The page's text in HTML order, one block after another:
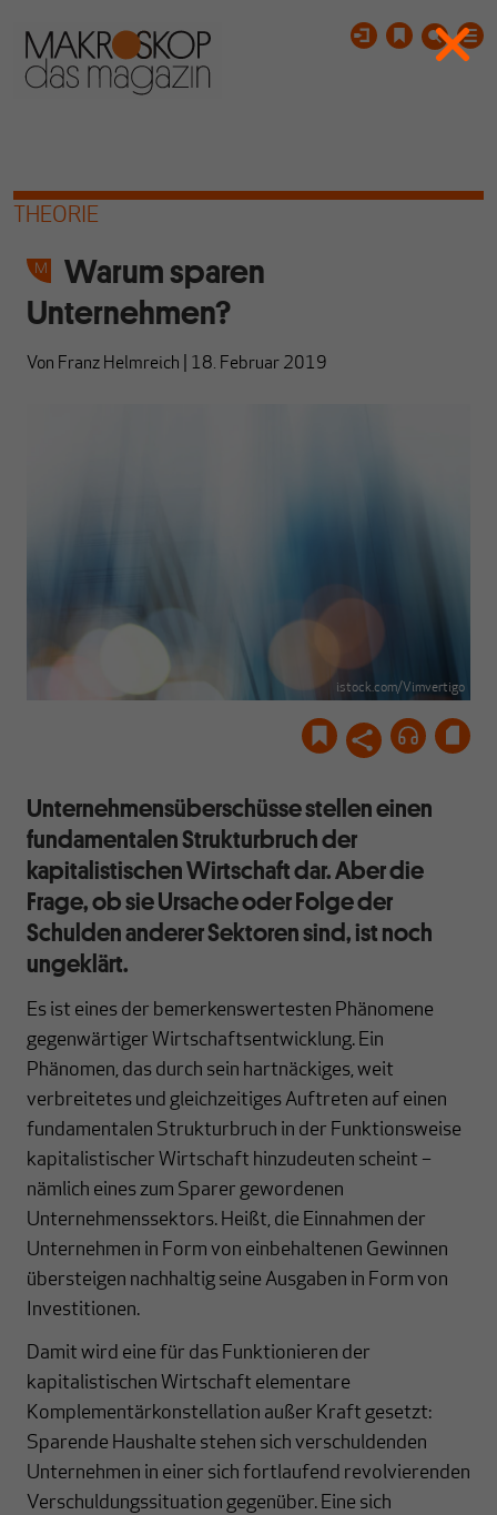
THEORIE
Warum sparen
Unternehmen?
Von Franz Helmreich 18. Februar 2019
istock.com/Vimvertigo
Unternehmensüberschüsse stellen einen
fundamentalen Strukturbruch der
kapitalistischen Wirtschaft dar. Aber die
Frage, ob sie Ursache oder Folge der
Schulden anderer Sektoren sind, ist noch
ungeklärt.
Es ist eines der bemerkenswertesten Phänomene
gegenwärtiger Wirtschaftsentwicklung. Ein
Phänomen, das durch sein hartnäckiges, weit
verbreitetes und gleichzeitiges Auftreten auf einen
fundamentalen Strukturbruch in der Funktionsweise
kapitalistischer Wirtschaft hinzudeuten scheint –
nämlich eines zum Sparer gewordenen
Unternehmenssektors. Heißt, die Einnahmen der
Unternehmen in Form von einbehaltenen Gewinnen
übersteigen nachhaltig seine Ausgaben in Form von
Investitionen.
Damit wird eine für das Funktionieren der
kapitalistischen Wirtschaft elementare
Komplementärkonstellation außer Kraft gesetzt:
Sparende Haushalte stehen sich verschuldenden
Unternehmen in einer sich fortlaufend revolvierenden
Verschuldungssituation gegenüber. Eine sich